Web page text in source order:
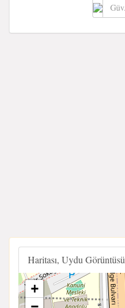
Haritası, Uydu Görüntüsü
+